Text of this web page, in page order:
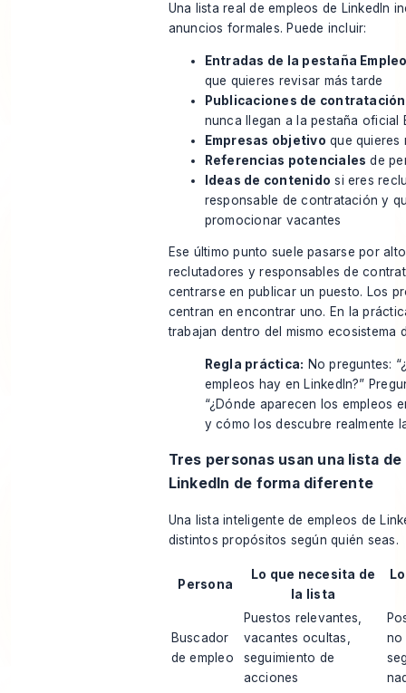
Una lista real de empleos de LinkedIn
anuncios formales. Puede incluir:
Entradas de la pestaña
que quieres revisar más tarde
Publicaciones de
nunca llegan a la pestaña oficial
Empresas objetivo que quieres
Referencias potenciales de
Ideas de contenido si eres
responsable de contratación y
promocionar vacantes
Ese último punto suele pasarse por
reclutadores y responsables de
centrarse en publicar un puesto. Los
centran en encontrar uno. En la
trabajan dentro del mismo ecosistema
Regla práctica: No preguntes:
empleos hay en LinkedIn?”
“¿Dónde aparecen los empleos
y cómo los descubre realmente
Tres personas usan una lista
LinkedIn de forma diferente
Una lista inteligente de empleos de
distintos propósitos según quién seas.
Persona
Lo que necesita de
la lista
Buscador
de empleo
Puestos relevantes,
vacantes ocultas,
seguimiento de
acciones
no